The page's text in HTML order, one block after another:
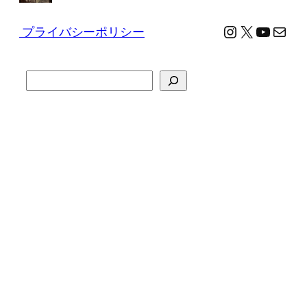
プライバシーポリシー Instagram
X メール
索